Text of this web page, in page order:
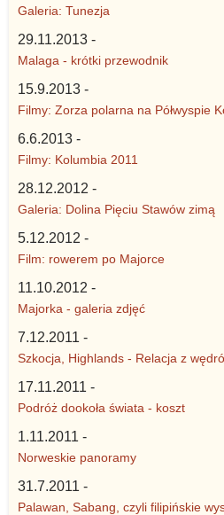
Galeria: Tunezja
29.11.2013 -
Malaga - krótki przewodnik
15.9.2013 -
Filmy: Zorza polarna na Półwyspie
6.6.2013 -
Filmy: Kolumbia 2011
28.12.2012 -
Galeria: Dolina Pięciu Stawów zimą
5.12.2012 -
Film: rowerem po Majorce
11.10.2012 -
Majorka - galeria zdjęć
7.12.2011 -
Szkocja, Highlands - Relacja z
17.11.2011 -
Podróż dookoła świata - koszt
1.11.2011 -
Norweskie panoramy
31.7.2011 -
Palawan, Sabang, czyli filipińskie